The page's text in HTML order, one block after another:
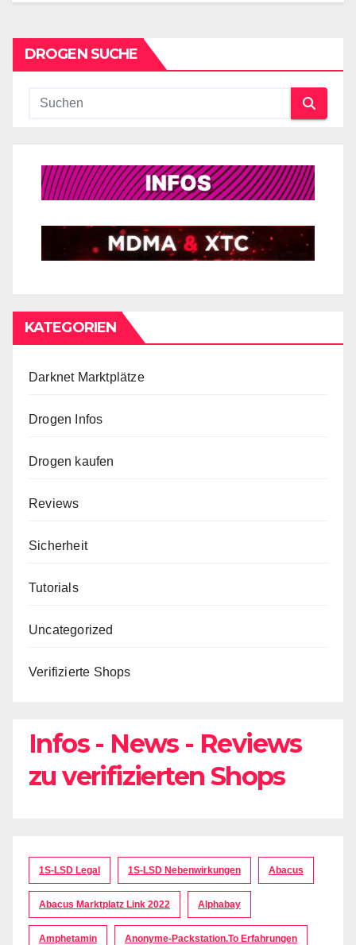
DROGEN SUCHE
KATEGORIEN
Darknet Marktplätze
Drogen Infos
Drogen kaufen
Reviews
Sicherheit
Tutorials
Uncategorized
Verifizierte Shops
Infos - News - Reviews
zu verifizierten Shops
1S-LSD Legal 1S-LSD Nebenwirkungen Abacus
Abacus Marktplatz Link 2022 Alphabay
Amphetamin Anonyme-Packstation.to Erfahrungen